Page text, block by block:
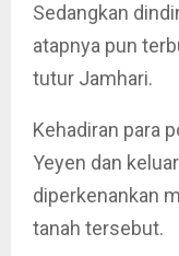
Sedangkan
atapnya pun
tutur Jamhari.
Kehadiran para
Yeyen dan
diperkenankan
tanah tersebut.